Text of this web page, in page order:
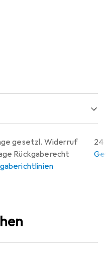
gesetzl. Widerruf
Rückgaberecht
24